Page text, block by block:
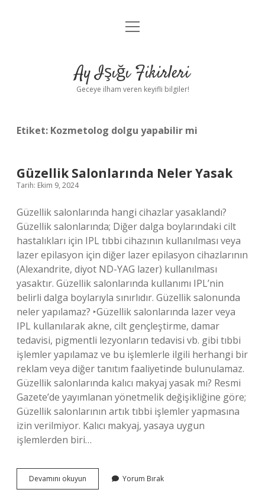
Anasayfa
Yasal Uyarı
menüyü
Ay Işığı Fikirleri
Geceye ilham veren keyifli bilgiler!
Etiket: Kozmetolog dolgu yapabilir mi
Güzellik Salonlarında Neler Yasak
Tarih: Ekim 9, 2024
Güzellik salonlarında hangi cihazlar yasaklandı?
Güzellik salonlarında; Diğer dalga boylarındaki cilt
hastalıkları için IPL tıbbi cihazının kullanılması veya
lazer epilasyon için diğer lazer epilasyon cihazlarının
(Alexandrite, diyot ND-YAG lazer) kullanılması
yasaktır. Güzellik salonlarında kullanımı IPL’nin
belirli dalga boylarıyla sınırlıdır. Güzellik salonunda
neler yapılamaz? ‣Güzellik salonlarında lazer veya
IPL kullanılarak akne, cilt gençleştirme, damar
tedavisi, pigmentli lezyonların tedavisi vb. gibi tıbbi
işlemler yapılamaz ve bu işlemlerle ilgili herhangi bir
reklam veya diğer tanıtım faaliyetinde bulunulamaz.
Güzellik salonlarında kalıcı makyaj yasak mı? Resmi
Gazete’de yayımlanan yönetmelik değişikliğine göre;
Güzellik salonlarının artık tıbbi işlemler yapmasına
izin verilmiyor. Kalıcı makyaj, yasaya uygun
işlemlerden biri…
Devamını okuyun
Salonlarında
Yorum Bırak